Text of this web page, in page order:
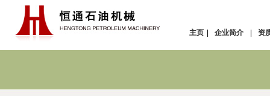
主页 企业简介 资